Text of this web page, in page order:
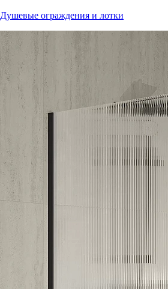
Душевые ограждения и лотки